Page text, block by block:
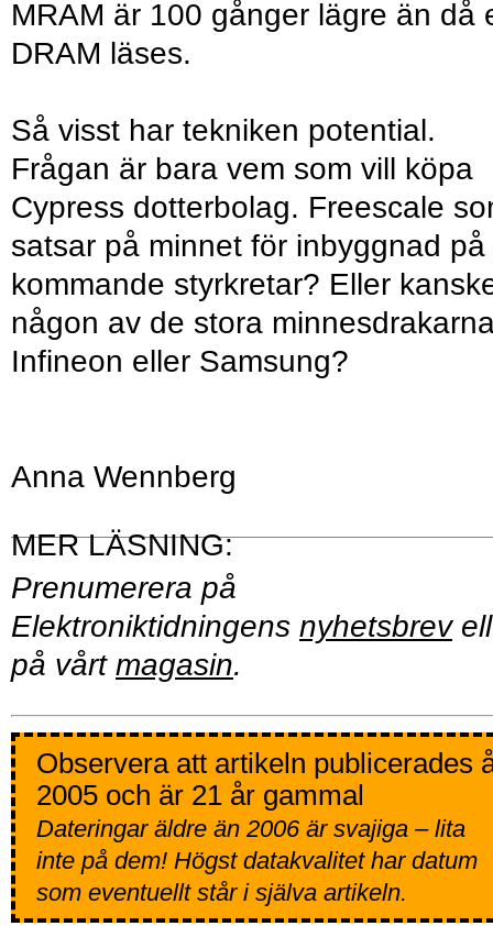
MRAM är 100 gånger lägre än då
DRAM läses.
Så visst har tekniken potential.
Frågan är bara vem som vill köpa
Cypress dotterbolag. Freescale
satsar på minnet för inbyggnad på
kommande styrkretar? Eller
någon av de stora
Infineon eller Samsung?
Anna Wennberg
Prenumerera på
Elektroniktidningens nyhetsbrev
på vårt magasin.
Observera att artikeln publicerades
2005 och är 21 år gammal
Dateringar äldre än 2006 är svajiga – lita
inte på dem! Högst datakvalitet har datum
som eventuellt står i själva artikeln.